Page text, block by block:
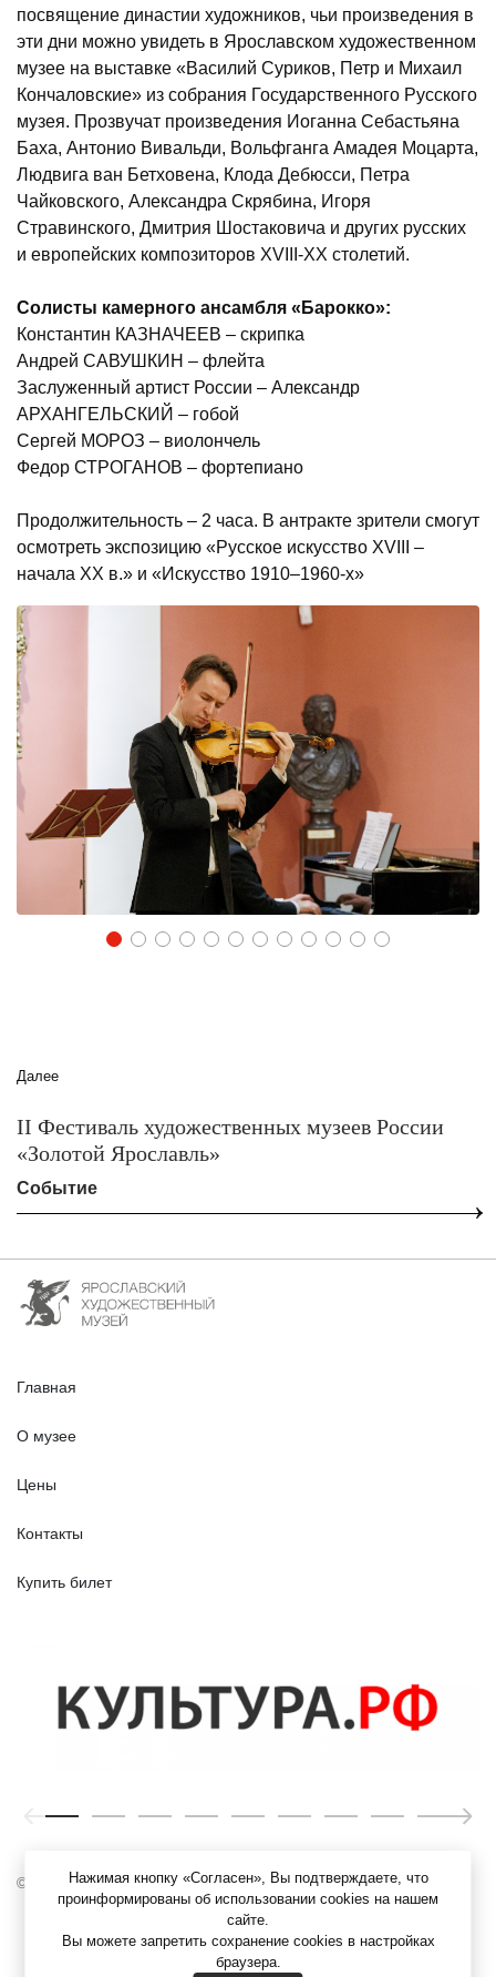
посвящение династии художников, чьи произведения в
эти дни можно увидеть в Ярославском художественном
музее на выставке «Василий Суриков, Петр и Михаил
Кончаловские» из собрания Государственного Русского
музея. Прозвучат произведения Иоганна Себастьяна
Баха, Антонио Вивальди, Вольфганга Амадея Моцарта,
Людвига ван Бетховена, Клода Дебюсси, Петра
Чайковского, Александра Скрябина, Игоря
Стравинского, Дмитрия Шостаковича и других русских
и европейских композиторов XVIII-XX столетий.
Солисты камерного ансамбля «Барокко»:
Константин КАЗНАЧЕЕВ – скрипка
Андрей САВУШКИН – флейта
Заслуженный артист России – Александр
АРХАНГЕЛЬСКИЙ – гобой
Сергей МОРОЗ – виолончель
Федор СТРОГАНОВ – фортепиано
Продолжительность – 2 часа. В антракте зрители смогут
осмотреть экспозицию «Русское искусство XVIII –
начала XX в.» и «Искусство 1910–1960-х»
1 2 3 4 5 6 7 8 9 10 11 12
Далее
II Фестиваль художественных музеев России
«Золотой Ярославль»
Событие
Главная
О музее
Цены
Контакты
Купить билет
© ЯХМ, 1919 – 2026 г.
Нажимая кнопку «Согласен», Вы подтверждаете, что
проинформированы об использовании cookies на нашем
сайте.
Вы можете запретить сохранение cookies в настройках
браузера.